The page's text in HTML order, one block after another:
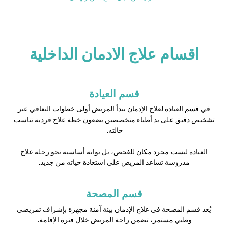
اقسام علاج الادمان الداخلية
قسم العيادة
في قسم العيادة لعلاج الإدمان يبدأ المريض أولى خطوات التعافي عبر
تشخيص دقيق على يد أطباء متخصصين يضعون خطة علاج فردية تناسب
حالته.
العيادة ليست مجرد مكان للفحص، بل بوابة أساسية نحو رحلة علاج
مدروسة تساعد المريض على استعادة حياته من جديد.
قسم المصحة
يُعد قسم المصحة في علاج الإدمان بيئة آمنة مجهزة بإشراف تمريضي
وطبي مستمر، تضمن راحة المريض خلال فترة الإقامة.